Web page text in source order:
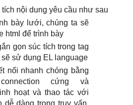
nội dung yêu cầu như sau
bày lưới, chúng ta sẽ
html để trình bày
gọn súc tích trong tag
sử dụng EL language
nối nhanh chóng bằng
cứng và
hoạt và thao tác với
dễ dàng trong truy vấn,